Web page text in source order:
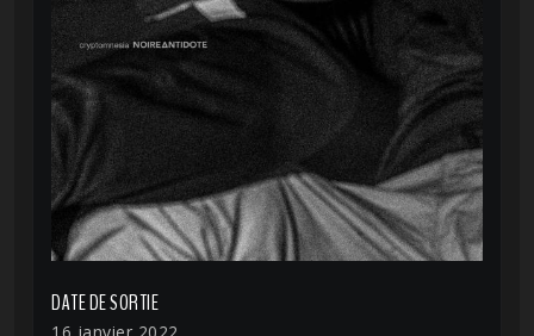
DATE DE SORTIE